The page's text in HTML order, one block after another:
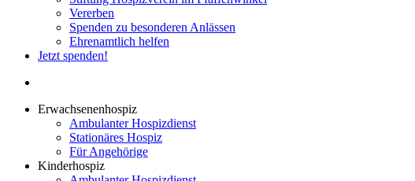
Vererben
Spenden zu besonderen Anlässen
Ehrenamtlich helfen
Jetzt spenden!
Erwachsenenhospiz
Ambulanter Hospizdienst
Stationäres Hospiz
Für Angehörige
Kinderhospiz